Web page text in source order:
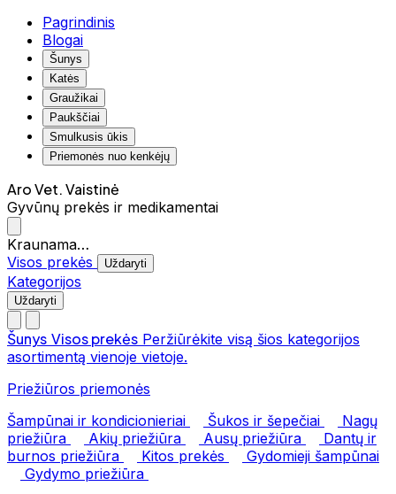
Pagrindinis
Blogai
Šunys
Katės
Graužikai
Paukščiai
Smulkusis ūkis
Priemonės nuo kenkėjų
Aro Vet. Vaistinė
Gyvūnų prekės ir medikamentai
Kraunama…
Visos prekės
Uždaryti
Kategorijos
Uždaryti
Šunys Visos prekės Peržiūrėkite visą šios kategorijos
asortimentą vienoje vietoje.
Priežiūros priemonės
Šampūnai ir kondicionieriai
Šukos ir šepečiai
Nagų
priežiūra
Akių priežiūra Ausų priežiūra
Dantų ir
burnos priežiūra
Kitos prekės
Gydomieji šampūnai
Gydymo priežiūra